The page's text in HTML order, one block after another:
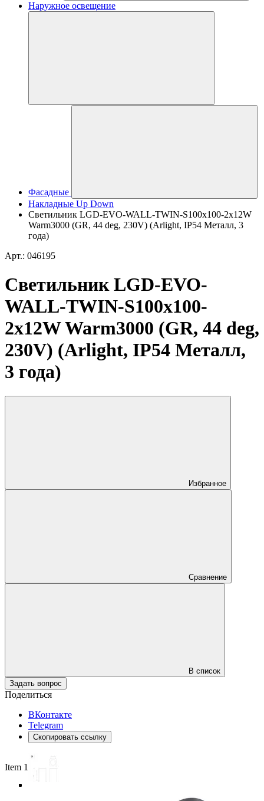
Наружное освещение
Фасадные
Накладные Up Down
Светильник LGD-EVO-WALL-TWIN-S100x100-2x12W
Warm3000 (GR, 44 deg, 230V) (Arlight, IP54 Металл, 3
года)
Арт.: 046195
Светильник LGD-EVO-
WALL-TWIN-S100x100-
2x12W Warm3000 (GR, 44 deg,
230V) (Arlight, IP54 Металл,
3 года)
Избранное
Сравнение
В список
Задать вопрос
Поделиться
ВКонтакте
Telegram
Скопировать ссылку
Item 1 of 5